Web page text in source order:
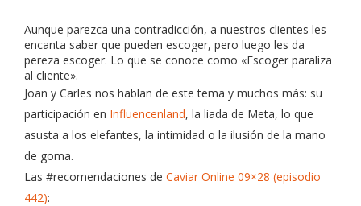
Aunque parezca una contradicción, a nuestros clientes les
encanta saber que pueden escoger, pero luego les da
pereza escoger. Lo que se conoce como «Escoger paraliza
al cliente».
Joan y Carles nos hablan de este tema y muchos más: su
participación en Influencenland, la liada de Meta, lo que
asusta a los elefantes, la intimidad o la ilusión de la mano
de goma.
Las #recomendaciones de Caviar Online 09×28 (episodio
442):